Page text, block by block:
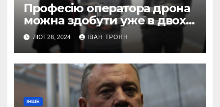
Професію оператора дрона
можна здобути уже в двох
профтехах Львівщини
ЛЮТ 28, 2024 ІВАН ТРОЯН
ІНШЕ